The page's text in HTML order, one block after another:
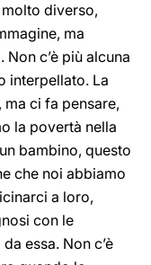
diverso,
ma
c’è più alcuna
interpellato. La
ci fa pensare,
la povertà nella
bambino, questo
che noi abbiamo
a loro,
con le
essa. Non c’è